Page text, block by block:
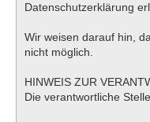
Datenschutzerklärung
Wir weisen darauf hin,
nicht möglich.
HINWEIS ZUR
Die verantwortliche